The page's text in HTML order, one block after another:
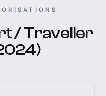
/ Traveller